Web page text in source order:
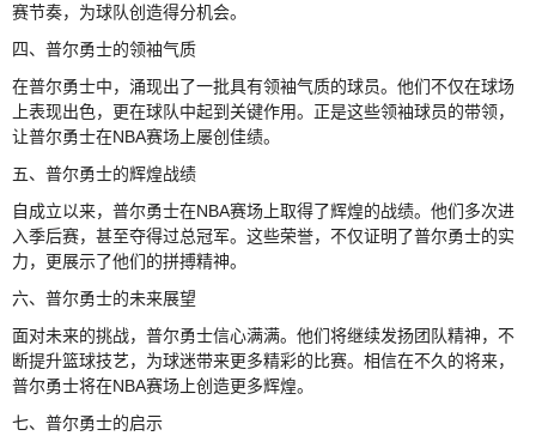
赛节奏，为球队创造得分机会。
四、普尔勇士的领袖气质
在普尔勇士中，涌现出了一批具有领袖气质的球员。他们不仅在球场
上表现出色，更在球队中起到关键作用。正是这些领袖球员的带领，
让普尔勇士在NBA赛场上屡创佳绩。
五、普尔勇士的辉煌战绩
自成立以来，普尔勇士在NBA赛场上取得了辉煌的战绩。他们多次进
入季后赛，甚至夺得过总冠军。这些荣誉，不仅证明了普尔勇士的实
力，更展示了他们的拼搏精神。
六、普尔勇士的未来展望
面对未来的挑战，普尔勇士信心满满。他们将继续发扬团队精神，不
断提升篮球技艺，为球迷带来更多精彩的比赛。相信在不久的将来，
普尔勇士将在NBA赛场上创造更多辉煌。
七、普尔勇士的启示